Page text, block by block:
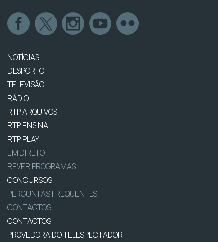
NOTÍCIAS
DESPORTO
TELEVISÃO
RÁDIO
RTP ARQUIVOS
RTP ENSINA
RTP PLAY
EM DIRETO
REVER PROGRAMAS
CONCURSOS
PERGUNTAS FREQUENTES
CONTACTOS
CONTACTOS
PROVEDORA DO TELESPECTADOR